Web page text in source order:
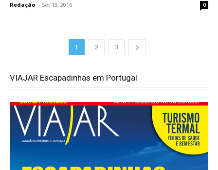
Redação - Set 13, 2016 0
1 2 3
VIAJAR Escapadinhas em Portugal